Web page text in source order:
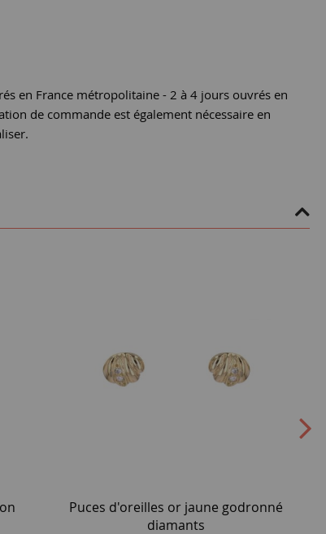
en France métropolitaine - 2 à 4 jours ouvrés en
de commande est également nécessaire en
Puces d'oreilles or jaune godronné
diamants